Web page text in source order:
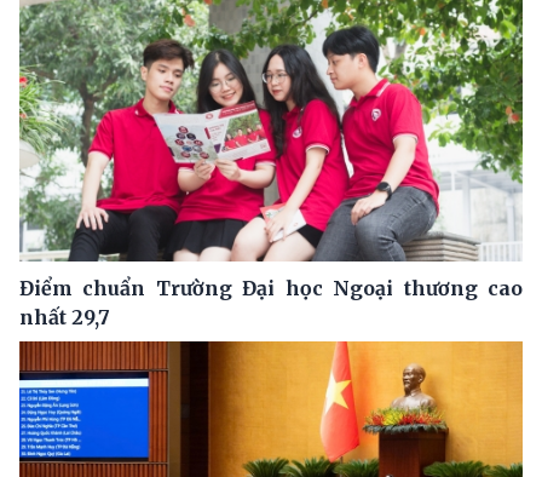
Điểm chuẩn Trường Đại học Ngoại thương cao
nhất 29,7